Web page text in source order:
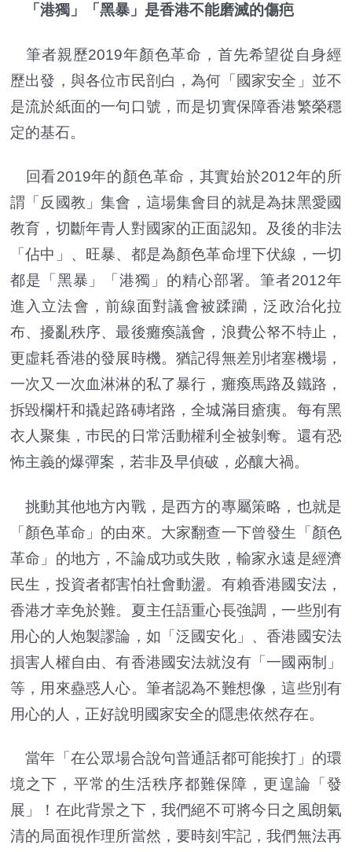
「 港獨 」「黑暴」是香港不能磨滅的傷疤
筆者親歷2019年顏色革命，首先希望從自身經
歷出發，與各位市民剖白，為何「國家安全」並不
是流於紙面的一句口號，而是切實保障香港繁榮穩
定的基石。
回看2019年的顏色革命，其實始於2012年的所
謂「反國教」集會，這場集會目的就是為抹黑愛國
教育，切斷年青人對國家的正面認知。及後的非法
「佔中」、旺暴、都是為顏色革命埋下伏線，一切
都是「黑暴」「港獨」的精心部署。筆者2012年
進入立法會，前線面對議會被蹂躪，泛政治化拉
布、擾亂秩序、最後癱瘓議會，浪費公帑不特止，
更虛耗香港的發展時機。猶記得無差別堵塞機場，
一次又一次血淋淋的私了暴行，癱瘓馬路及鐵路，
拆毀欄杆和撬起路磚堵路，全城滿目瘡痍。每有黑
衣人聚集，巿民的日常活動權利全被剝奪。還有恐
怖主義的爆彈案，若非及早偵破，必釀大禍。
挑動其他地方內戰，是西方的專屬策略，也就是
「顏色革命」的由來。大家翻查一下曾發生「顏色
革命」的地方，不論成功或失敗，輸家永遠是經濟
民生，投資者都害怕社會動盪。有賴香港國安法，
香港才幸免於難。夏主任語重心長強調，一些別有
用心的人炮製謬論，如「泛國安化」、香港國安法
損害人權自由、有香港國安法就沒有「一國兩制」
等，用來蠱惑人心。筆者認為不難想像，這些別有
用心的人，正好說明國家安全的隱患依然存在。
當年「在公眾場合說句普通話都可能挨打」的環
境之下，平常的生活秩序都難保障，更遑論「發
展」！在此背景之下，我們絕不可將今日之風朗氣
清的局面視作理所當然，要時刻牢記，我們無法再